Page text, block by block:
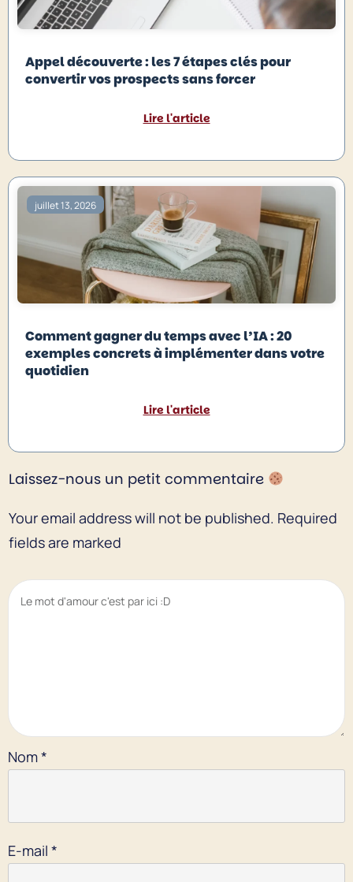
Appel découverte : les 7 étapes clés pour
convertir vos prospects sans forcer
Lire l'article
juillet 13, 2026
Comment gagner du temps avec l’IA : 20
exemples concrets à implémenter dans votre
quotidien
Lire l'article
Laissez-nous un petit commentaire
Your email address will not be published. Required
fields are marked
Nom*
E-mail *